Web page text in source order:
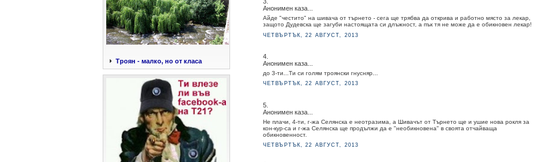
Троян - малко, но от класа
Анонимен каза...
Айде "честито" на шивача от търнето - сега ще трябва да открива и работно място за лекар,
защото Дудевска ще загуби настоящата си длъжност, а пък тя не може да е обикновен лекар!
ЧЕТВЪРТЪК, 22 АВГУСТ, 2013
4.
Анонимен каза...
до 3-ти...Ти си голям троянски гнусняр...
ЧЕТВЪРТЪК, 22 АВГУСТ, 2013
5.
Анонимен каза...
Не плачи, 4-ти, г-жа Селянска е неотразима, а Шивачът от Търнето ще и ушие нова рокля за
кон-кур-са и г-жа Селянска ще продължи да е "необикновена" в своята отчайваща
обикновенност.
ЧЕТВЪРТЪК, 22 АВГУСТ, 2013